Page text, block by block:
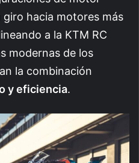
giro hacia motores más
a la KTM RC
modernas de los
la combinación
y eficiencia.